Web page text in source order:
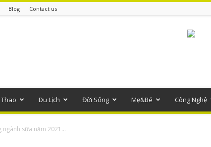
Blog Contact us
Du Lịch Đời Sống Mẹ&Bé Công Nghệ
sữa năm 2021...